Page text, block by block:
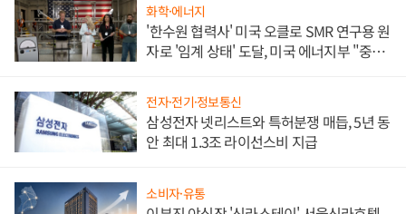
화학·에너지
'한수원 협력사' 미국 오클로 SMR 연구용 원
자로 '임계 상태' 도달, 미국 에너지부 "중요
전자·전기·정보통신
삼성전자 넷리스트와 특허분쟁 매듭, 5년 동
안 최대 1.3조 라이선스비 지급
소비자·유통